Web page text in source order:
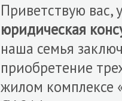
Приветствую
юридическая
наша семья
приобретение
жилом комплексе